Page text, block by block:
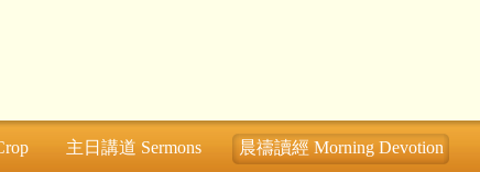
主日講道 Sermons 晨禱讀經 Morning Devotion